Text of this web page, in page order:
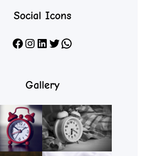
Social Icons
Facebook Instagram LinkedIn X WhatsApp
Gallery